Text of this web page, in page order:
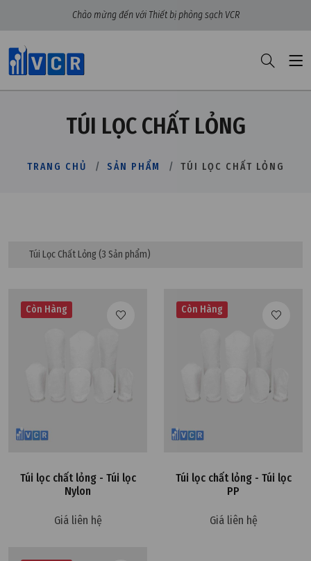
Chào mừng đến với Thiết bị phòng sạch VCR
TÚI LỌC CHẤT LỎNG
TRANG CHỦ SẢN PHẨM TÚI LỌC CHẤT LỎNG
Túi Lọc Chất Lỏng (3 Sản phẩm)
Còn Hàng
Túi lọc chất lỏng - Túi lọc
Nylon
Giá liên hệ
Còn Hàng
Túi lọc chất lỏng - Túi lọc
PP
Giá liên hệ